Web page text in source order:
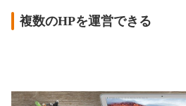
複数のHPを運営できる